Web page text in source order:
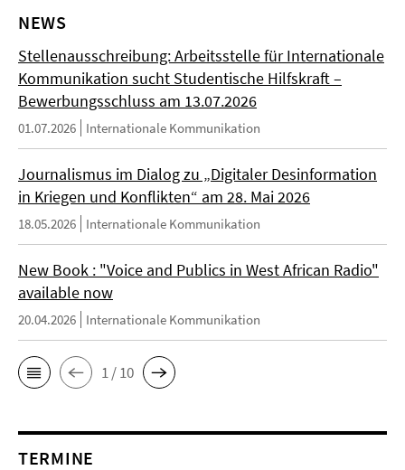
NEWS
Stellenausschreibung: Arbeitsstelle für Internationale
Kommunikation sucht Studentische Hilfskraft –
Bewerbungsschluss am 13.07.2026
01.07.2026 Internationale Kommunikation
Journalismus im Dialog zu „Digitaler Desinformation
in Kriegen und Konflikten“ am 28. Mai 2026
18.05.2026 Internationale Kommunikation
New Book : "Voice and Publics in West African Radio"
available now
20.04.2026 Internationale Kommunikation
1 / 10
TERMINE